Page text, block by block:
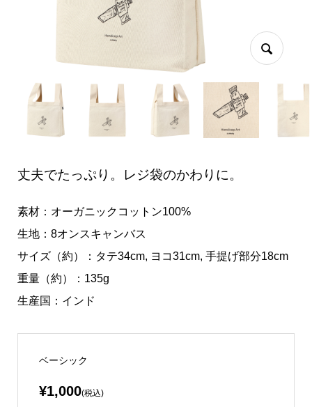
丈夫でたっぷり。レジ袋のかわりに。
素材：オーガニックコットン100%
生地：8オンスキャンバス
サイズ（約）：タテ34cm, ヨコ31cm, 手提げ部分18cm
重量（約）：135g
生産国：インド
ベーシック
¥1,000(税込)